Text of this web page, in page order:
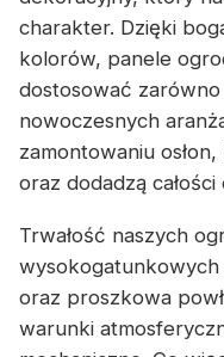
charakter. Dzięki
kolorów, panele
dostosować
nowoczesnych
zamontowaniu
oraz dodadzą
Trwałość naszych
wysokogatunkowych
oraz proszkowa
warunki